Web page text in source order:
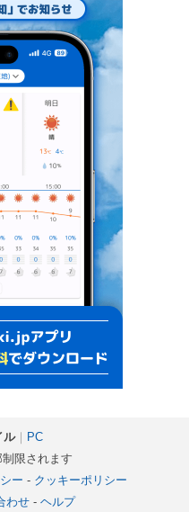
ル｜ PC
限されます
ー - クッキーポリシー
わせ- ヘルプ